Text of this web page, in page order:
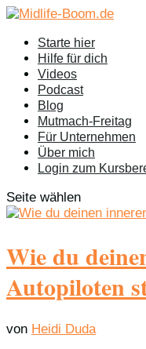
Starte hier
Hilfe für dich
Videos
Podcast
Blog
Mutmach-Freitag
Für Unternehmen
Über mich
Login zum
Seite wählen
Wie du
Autopiloten
von Heidi Duda